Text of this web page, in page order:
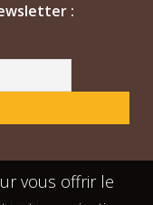
:
vous offrir le